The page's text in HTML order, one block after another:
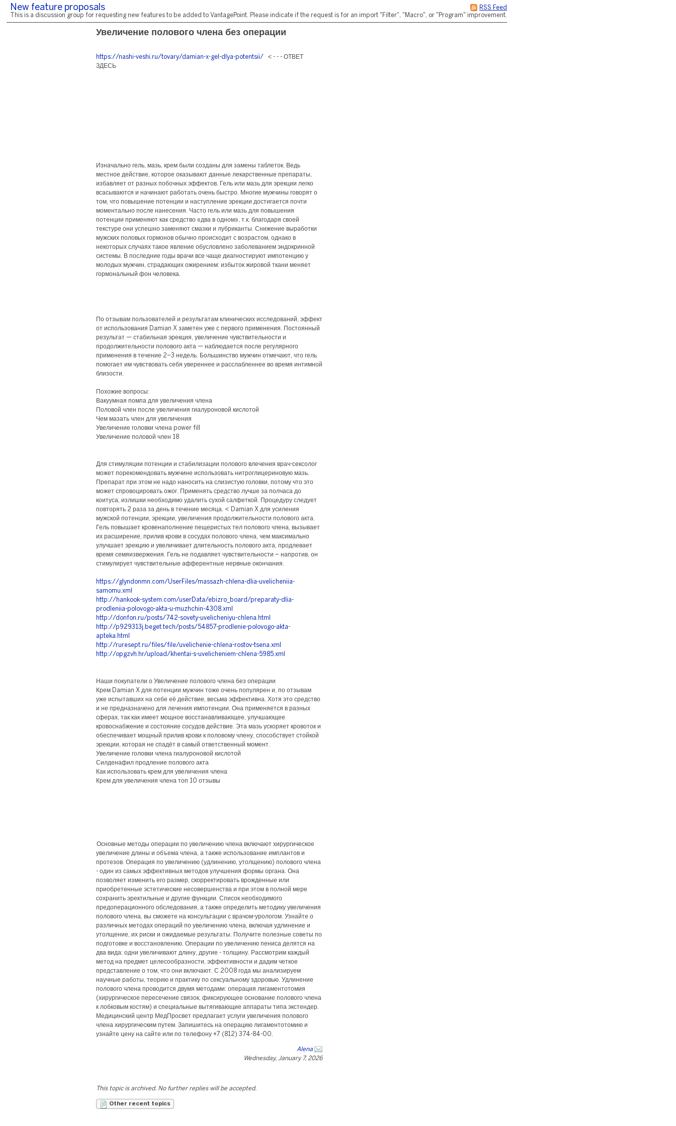
RSS Feed
New feature proposals
This is a discussion group for requesting new features to be added to VantagePoint. Please indicate if the request is for an import "Filter", "Macro", or "Program" improvement.
Увеличение полового члена без операции
https://nashi-veshi.ru/tovary/damian-x-gel-dlya-potentsii/ < - - - ОТВЕТ
ЗДЕСЬ
Изначально гель, мазь, крем были созданы для замены таблеток. Ведь
местное действие, которое оказывают данные лекарственные препараты,
избавляет от разных побочных эффектов. Гель или мазь для эрекции легко
всасываются и начинают работать очень быстро. Многие мужчины говорят о
том, что повышение потенции и наступление эрекции достигается почти
моментально после нанесения. Часто гель или мазь для повышения
потенции применяют как средство «два в одном», т.к. благодаря своей
текстуре они успешно заменяют смазки и лубриканты. Снижение выработки
мужских половых гормонов обычно происходит с возрастом, однако в
некоторых случаях такое явление обусловлено заболеванием эндокринной
системы. В последние годы врачи все чаще диагностируют импотенцию у
молодых мужчин, страдающих ожирением: избыток жировой ткани меняет
гормональный фон человека.
По отзывам пользователей и результатам клинических исследований, эффект
от использования Damian X заметен уже с первого применения. Постоянный
результат — стабильная эрекция, увеличение чувствительности и
продолжительности полового акта — наблюдается после регулярного
применения в течение 2–3 недель. Большинство мужчин отмечают, что гель
помогает им чувствовать себя увереннее и расслабленнее во время интимной
близости.
Похожие вопросы:
Вакуумная помпа для увеличения члена
Половой член после увеличения гиалуроновой кислотой
Чем мазать член для увеличения
Увеличение головки члена power fill
Увеличение половой член 18
Для стимуляции потенции и стабилизации полового влечения врач-сексолог
может порекомендовать мужчине использовать нитроглицериновую мазь.
Препарат при этом не надо наносить на слизистую головки, потому что это
может спровоцировать ожог. Применять средство лучше за полчаса до
коитуса, излишки необходимо удалить сухой салфеткой. Процедуру следует
повторять 2 раза за день в течение месяца. < Damian X для усиления
мужской потенции, эрекции, увеличения продолжительности полового акта.
Гель повышает кровенаполнение пещеристых тел полового члена, вызывает
их расширение, прилив крови в сосудах полового члена, чем максимально
улучшает эрекцию и увеличивает длительность полового акта, продлевает
время семяизвержения. Гель не подавляет чувствительности – напротив, он
стимулирует чувствительные афферентные нервные окончания.
https://glyndonmn.com/UserFiles/massazh-chlena-dlia-uvelicheniia-
samomu.xml
http://hankook-system.com/userData/ebizro_board/preparaty-dlia-
prodleniia-polovogo-akta-u-muzhchin-4308.xml
http://donfon.ru/posts/742-sovety-uvelicheniyu-chlena.html
http://p929313j.beget.tech/posts/54857-prodlenie-polovogo-akta-
apteka.html
http://ruresept.ru/files/file/uvelichenie-chlena-rostov-tsena.xml
http://opgzvh.hr/upload/khentai-s-uvelicheniem-chlena-5985.xml
Наши покупатели о Увеличение полового члена без операции
Крем Damian X для потенции мужчин тоже очень популярен и, по отзывам
уже испытавших на себе её действие, весьма эффективна. Хотя это средство
и не предназначено для лечения импотенции. Она применяется в разных
сферах, так как имеет мощное восстанавливающее, улучшающее
кровоснабжение и состояние сосудов действие. Эта мазь ускоряет кровоток и
обеспечивает мощный прилив крови к половому члену, способствует стойкой
эрекции, которая не спадёт в самый ответственный момент.
Увеличение головки члена гиалуроновой кислотой
Силденафил продление полового акта
Как использовать крем для увеличения члена
Крем для увеличения члена топ 10 отзывы
Основные методы операции по увеличению члена включают хирургическое
увеличение длины и объема члена, а также использование имплантов и
протезов. Операция по увеличению (удлинению, утолщению) полового члена
- один из самых эффективных методов улучшения формы органа. Она
позволяет изменить его размер, скорректировать врожденные или
приобретенные эстетические несовершенства и при этом в полной мере
сохранить эректильные и другие функции. Список необходимого
предоперационного обследования, а также определить методику увеличения
полового члена, вы сможете на консультации с врачом-урологом. Узнайте о
различных методах операций по увеличению члена, включая удлинение и
утолщение, их риски и ожидаемые результаты. Получите полезные советы по
подготовке и восстановлению. Операции по увеличению пениса делятся на
два вида: одни увеличивают длину, другие - толщину. Рассмотрим каждый
метод на предмет целесообразности, эффективности и дадим четкое
представление о том, что они включают. С 2008 года мы анализируем
научные работы, теорию и практику по сексуальному здоровью. Удлинение
полового члена проводится двумя методами: операция лигаментотомия
(хирургическое пересечение связок, фиксирующее основание полового члена
к лобковым костям) и специальные вытягивающие аппараты типа экстендер.
Медицинский центр МедПросвет предлагает услуги увеличения полового
члена хирургическим путем. Запишитесь на операцию лигаментотомию и
узнайте цену на сайте или по телефону +7 (812) 374-84-00.
Alena
Wednesday, January 7, 2026
This topic is archived. No further replies will be accepted.
Other recent topics